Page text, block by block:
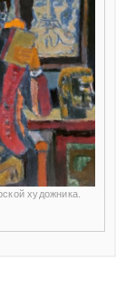
художника.